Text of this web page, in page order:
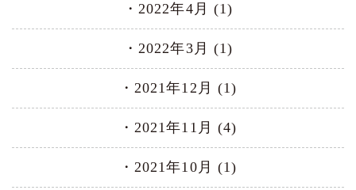
2022年4月 (1)
2022年3月 (1)
2021年12月 (1)
2021年11月 (4)
2021年10月 (1)